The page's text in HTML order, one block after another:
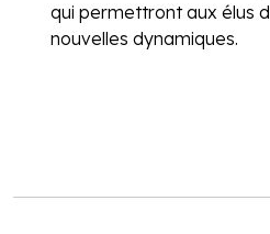
qui permettront aux élus
nouvelles dynamiques.